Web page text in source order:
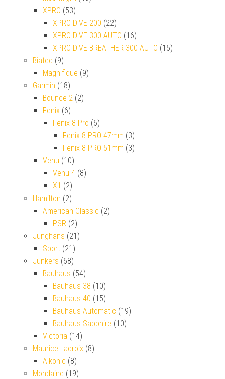
XPRO (53)
XPRO DIVE 200 (22)
XPRO DIVE 300 AUTO (16)
XPRO DIVE BREATHER 300 AUTO (15)
Biatec (9)
Magnifique (9)
Garmin (18)
Bounce 2 (2)
Fenix (6)
Fenix 8 Pro (6)
Fenix 8 PRO 47mm (3)
Fenix 8 PRO 51mm (3)
Venu (10)
Venu 4 (8)
X1 (2)
Hamilton (2)
American Classic (2)
PSR (2)
Junghans (21)
Sport (21)
Junkers (68)
Bauhaus (54)
Bauhaus 38 (10)
Bauhaus 40 (15)
Bauhaus Automatic (19)
Bauhaus Sapphire (10)
Victoria (14)
Maurice Lacroix (8)
Aikonic (8)
Mondaine (19)